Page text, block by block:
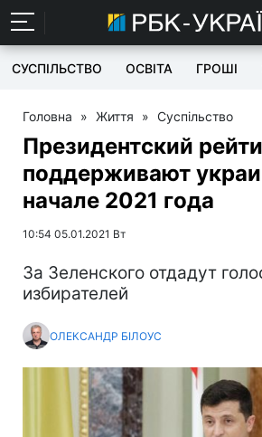
СУСПІЛЬСТВО ОСВІТА ГРОШІ
Головна » Життя » Суспільство
Президентский
поддерживают
начале 2021 года
10:54 05.01.2021 Вт
За Зеленского отдадут
избирателей
ОЛЕКСАНДР БІЛОУС